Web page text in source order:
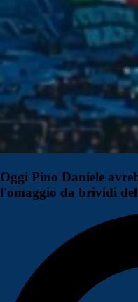
Oggi Pino Daniele
l'omaggio da brividi